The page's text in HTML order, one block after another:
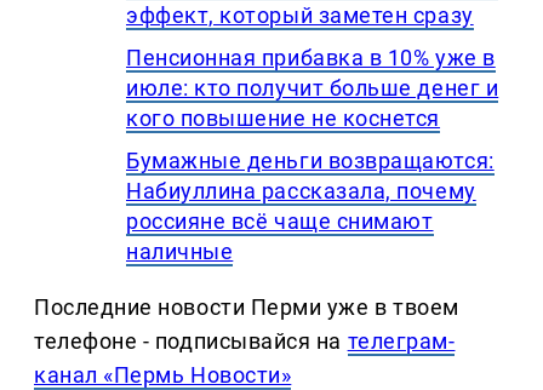
эффект, который заметен сразу
Пенсионная прибавка в 10% уже в
июле: кто получит больше денег и
кого повышение не коснется
Бумажные деньги возвращаются:
Набиуллина рассказала, почему
россияне всё чаще снимают
наличные
Последние новости Перми уже в твоем
телефоне - подписывайся на телеграм-
канал «Пермь Новости»